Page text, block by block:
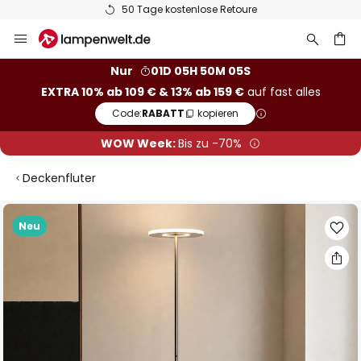
50 Tage kostenlose Retoure
Inhalt
Nur
01D 05H 50M 04S
EXTRA 10% ab 109 € & 13% ab 159 €auf fast alles
Code:RABATT kopieren
WOW Week:Bis zu -70%
Deckenfluter
Neu
Zum
Ende